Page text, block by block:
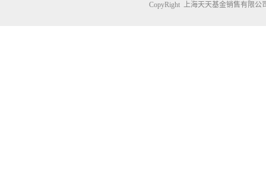
CopyRight 上海天天基金销售有限